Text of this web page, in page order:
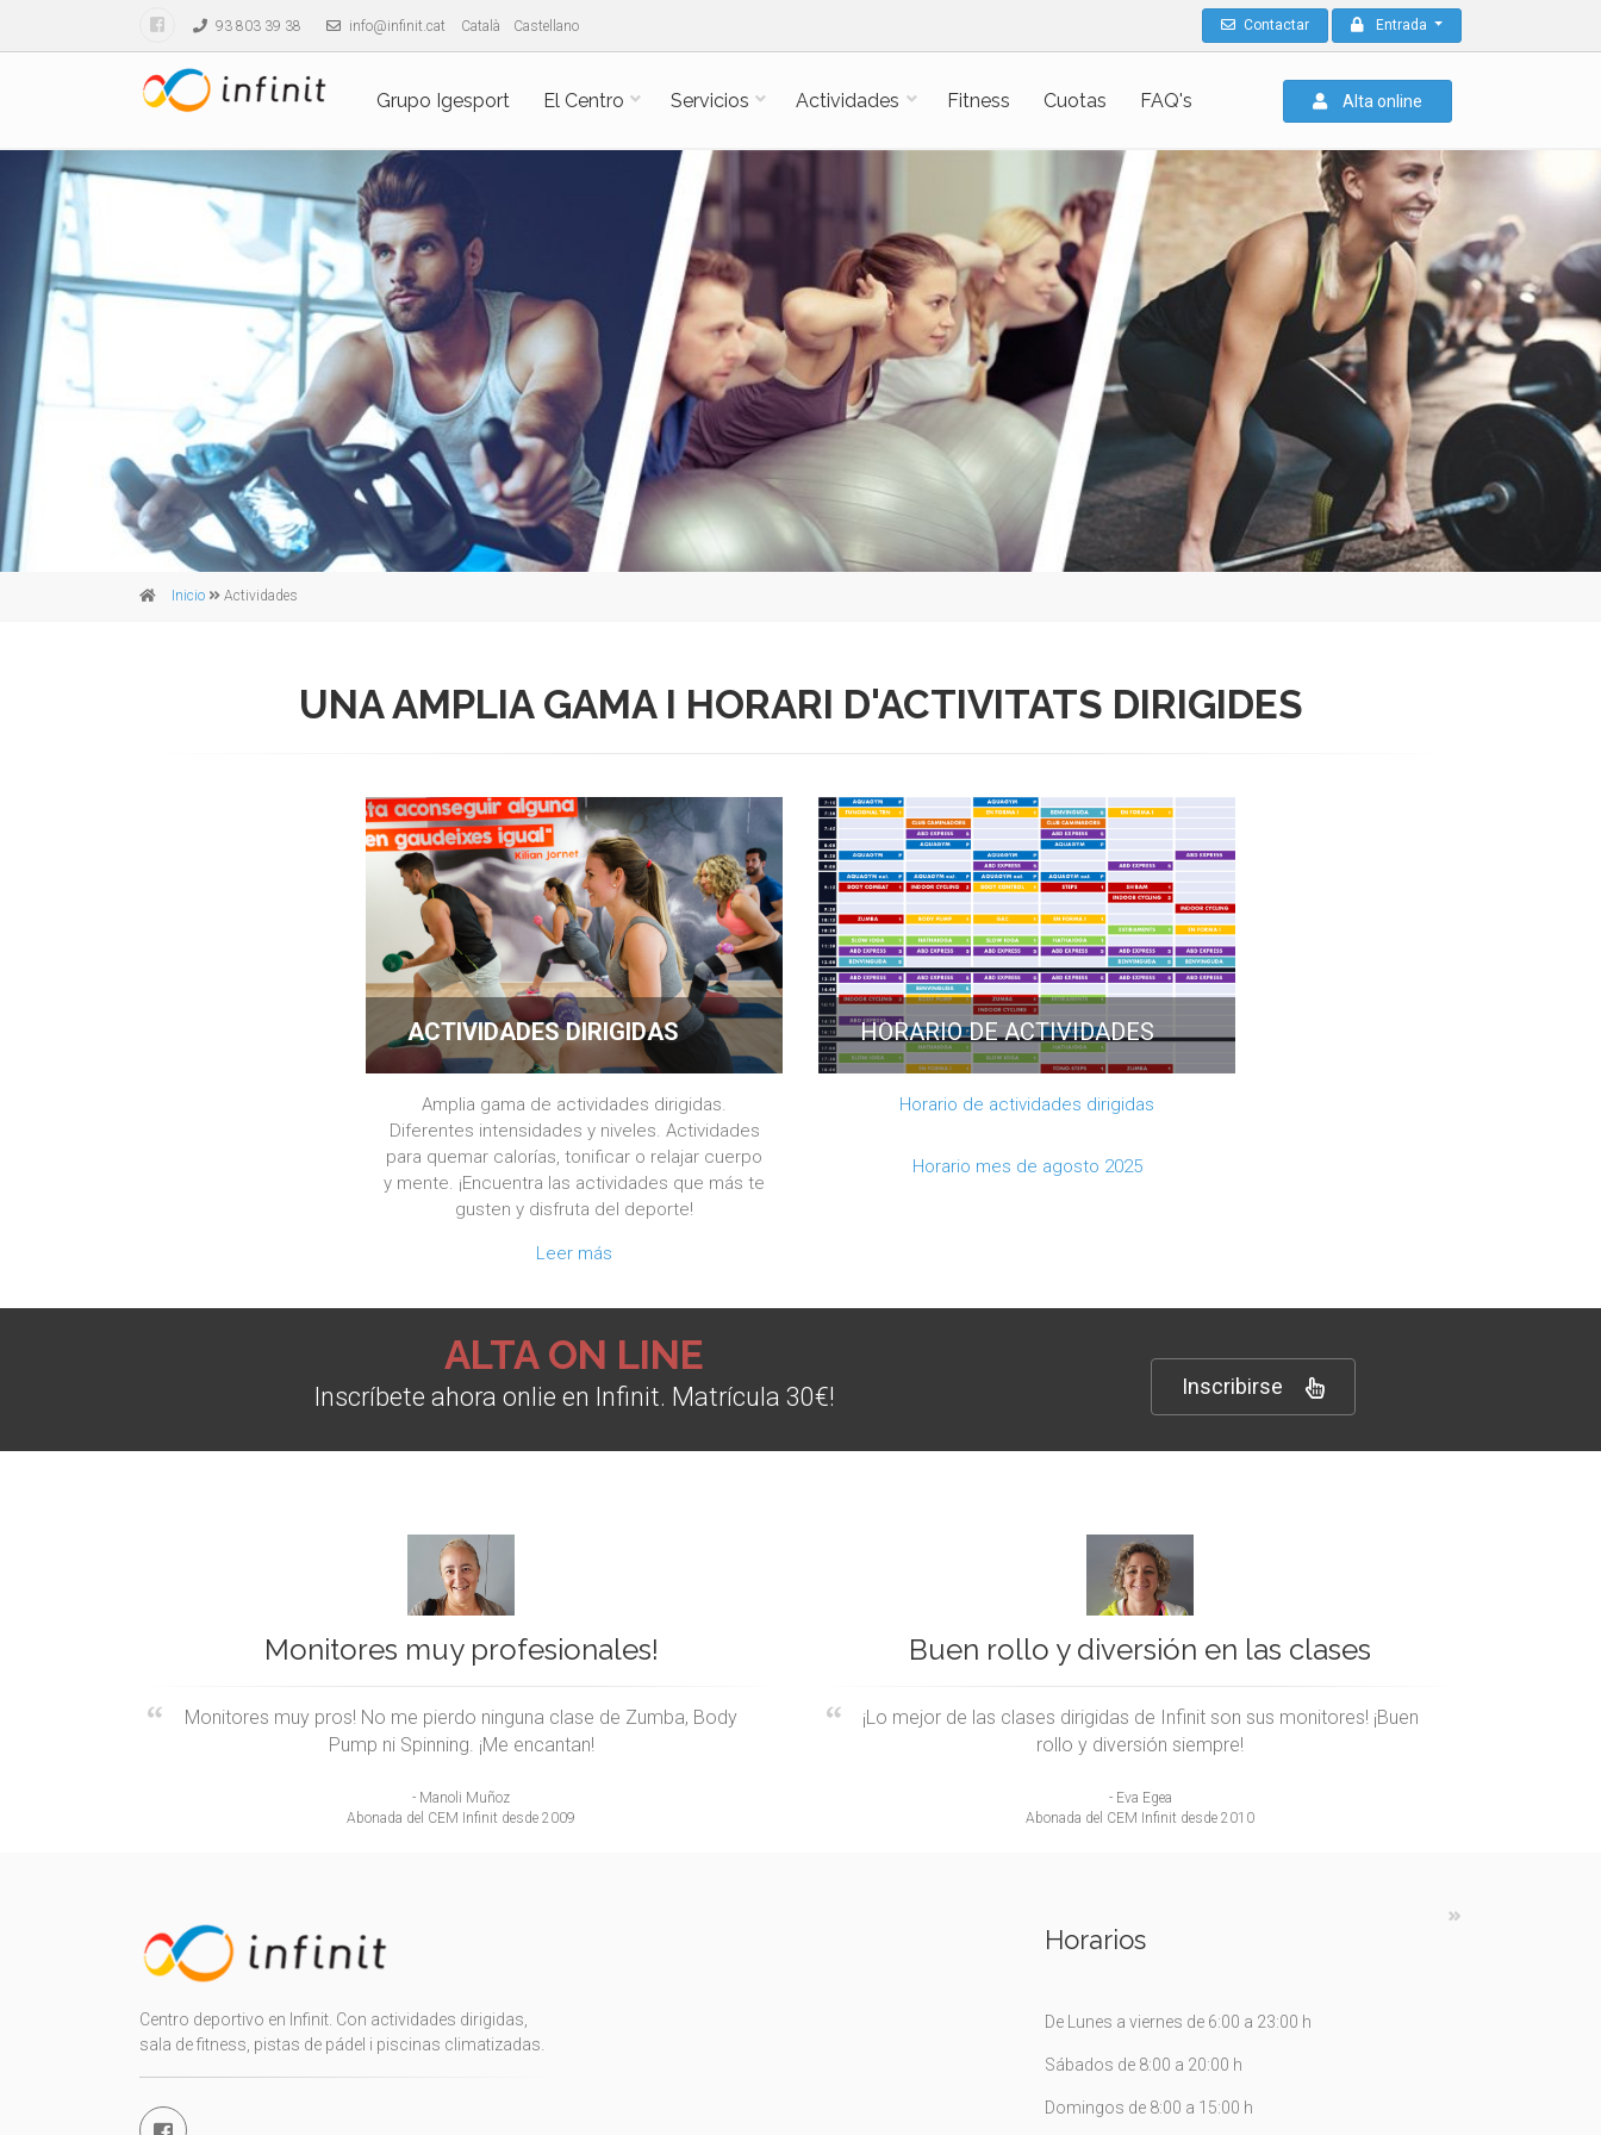
93 803 39 38 info@infinit.cat Català Castellano Contactar Entrada
Grupo Igesport El Centro Servicios Actividades Fitness Cuotas FAQ's Alta online
Inicio Actividades
UNA AMPLIA GAMA I HORARI D'ACTIVITATS DIRIGIDES
ACTIVIDADES DIRIGIDAS
Amplia gama de actividades dirigidas.
Diferentes intensidades y niveles. Actividades
para quemar calorías, tonificar o relajar cuerpo
y mente. ¡Encuentra las actividades que más te
gusten y disfruta del deporte!
Leer más
HORARIO DE ACTIVIDADES
Horario de actividades dirigidas
Horario mes de agosto 2025
ALTA ON LINE
Inscríbete ahora onlie en Infinit. Matrícula 30€! Inscribirse
Monitores muy profesionales!
Monitores muy pros! No me pierdo ninguna clase de Zumba, Body
Pump ni Spinning. ¡Me encantan!
- Manoli Muñoz
Abonada del CEM Infinit desde 2009
Buen rollo y diversión en las clases
¡Lo mejor de las clases dirigidas de Infinit son sus monitores! ¡Buen
rollo y diversión siempre!
- Eva Egea
Abonada del CEM Infinit desde 2010
Centro deportivo en Infinit. Con actividades dirigidas,
sala de fitness, pistas de pádel i piscinas climatizadas.
Horarios
De Lunes a viernes de 6:00 a 23:00 h
Sábados de 8:00 a 20:00 h
Domingos de 8:00 a 15:00 h